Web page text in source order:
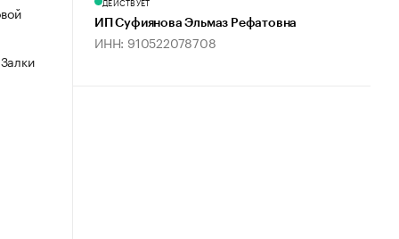
ИП Суфиянова Эльмаз Рефатовна
ИНН: 910522078708